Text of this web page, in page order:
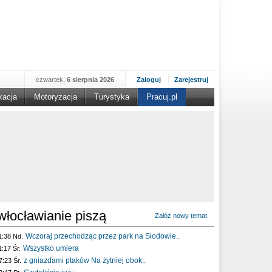
Zaloguj Zarejestruj
czwartek, 6 sierpnia 2026
Motoryzacja Turystyka Pracuj.pl
piszą Załóż nowy temat
Nd. Wczoraj przechodząc przez park na Słodowie..
Śr. Wszystko umiera
Śr. z gniazdami ptaków Na żytniej obok..